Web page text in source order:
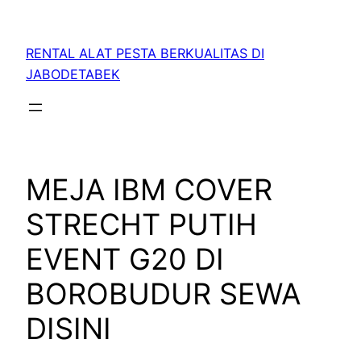
RENTAL ALAT PESTA BERKUALITAS DI
JABODETABEK
MEJA IBM COVER
STRECHT PUTIH
EVENT G20 DI
BOROBUDUR SEWA
DISINI